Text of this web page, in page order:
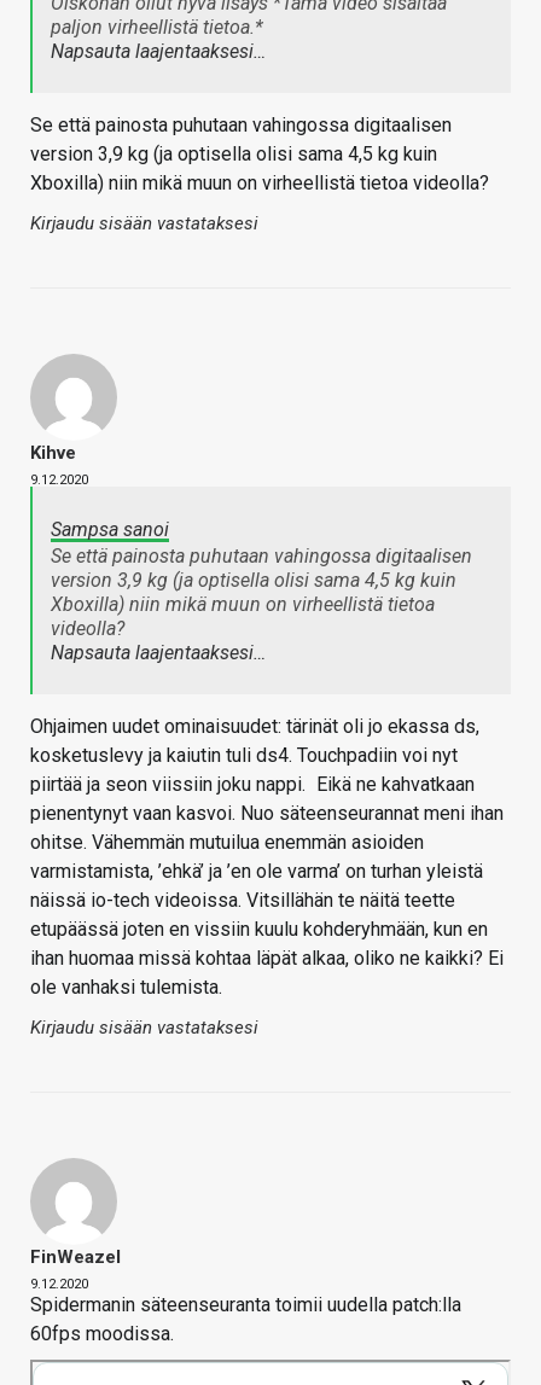
paljon virheellistä tietoa.*
Napsauta laajentaaksesi…
Se että painosta puhutaan vahingossa digitaalisen
version 3,9 kg (ja optisella olisi sama 4,5 kg kuin
Xboxilla) niin mikä muun on virheellistä tietoa videolla?
Kirjaudu sisään vastataksesi
Kihve
9.12.2020
Sampsa sanoi
Se että painosta puhutaan vahingossa digitaalisen
version 3,9 kg (ja optisella olisi sama 4,5 kg kuin
Xboxilla) niin mikä muun on virheellistä tietoa
videolla?
Napsauta laajentaaksesi…
Ohjaimen uudet ominaisuudet: tärinät oli jo ekassa ds,
kosketuslevy ja kaiutin tuli ds4. Touchpadiin voi nyt
piirtää ja seon viissiin joku nappi. Eikä ne kahvatkaan
pienentynyt vaan kasvoi. Nuo säteenseurannat meni ihan
ohitse. Vähemmän mutuilua enemmän asioiden
varmistamista, ’ehkä’ ja ’en ole varma’ on turhan yleistä
näissä io-tech videoissa. Vitsillähän te näitä teette
etupäässä joten en vissiin kuulu kohderyhmään, kun en
ihan huomaa missä kohtaa läpät alkaa, oliko ne kaikki? Ei
ole vanhaksi tulemista.
Kirjaudu sisään vastataksesi
FinWeazel
9.12.2020
Spidermanin säteenseuranta toimii uudella patch:lla
60fps moodissa.